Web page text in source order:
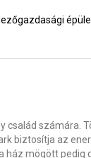
család számára.
biztosítja az
mögött